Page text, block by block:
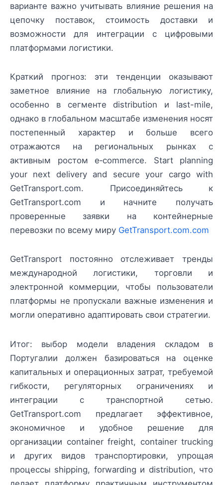
варианте важно учитывать влияние решения на
цепочку поставок, стоимость доставки и
возможности для интеграции с цифровыми
платформами логистики.
Краткий прогноз: эти тенденции оказывают
заметное влияние на глобальную логистику,
особенно в сегменте distribution и last-mile,
однако в глобальном масштабе изменения носят
постепенный характер и больше всего
отражаются на региональных рынках с
активным ростом e‑commerce. Start planning
your next delivery and secure your cargo with
GetTransport.com. Присоединяйтесь к
GetTransport.com и начните получать
проверенные заявки на контейнерные
перевозки по всему миру GetTransport.com.com
GetTransport постоянно отслеживает тренды
международной логистики, торговли и
электронной коммерции, чтобы пользователи
платформы не пропускали важные изменения и
могли оперативно адаптировать свои стратегии.
Итог: выбор модели владения складом в
Португалии должен базироваться на оценке
капитальных и операционных затрат, требуемой
гибкости, регуляторных ограничениях и
интеграции с транспортной сетью.
GetTransport.com предлагает эффективное,
экономичное и удобное решение для
организации container freight, container trucking
и других видов транспортировки, упрощая
процессы shipping, forwarding и distribution, что